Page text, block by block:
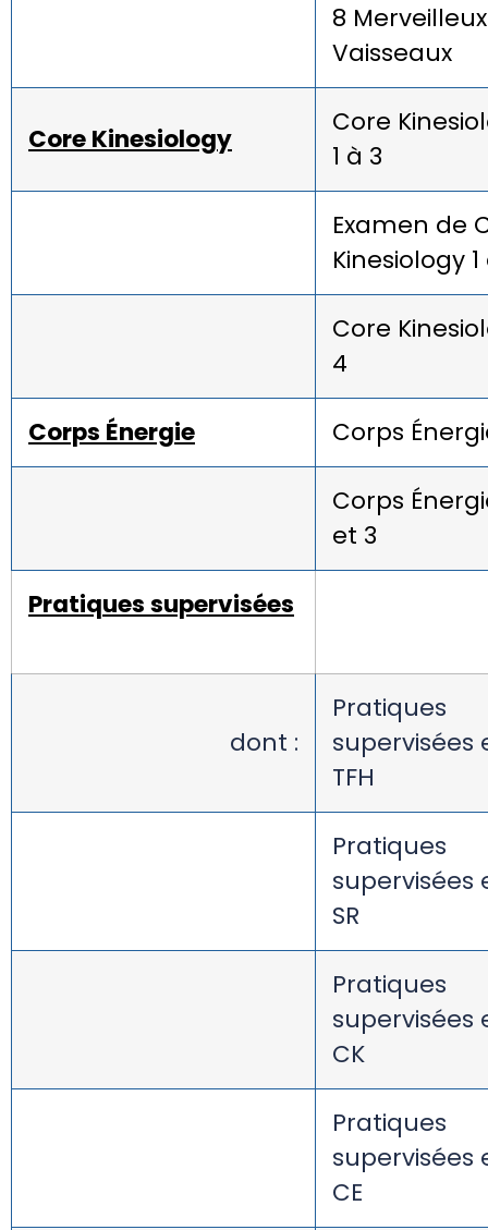
8 Merveilleux
Vaisseaux
Core Kinesiology
Core
1 à 3
Examen de
Kinesiology 1
Core
4
Corps Énergie Corps
Corps
et 3
Pratiques supervisées
dont :
Pratiques
supervisées
TFH
Pratiques
supervisées
SR
Pratiques
supervisées
CK
Pratiques
supervisées
CE